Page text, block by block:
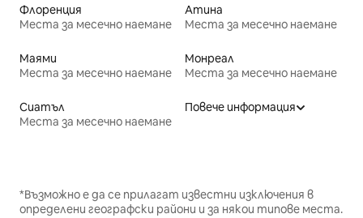
Флоренция
Места за месечно наемане
Атина
Места за месечно наемане
Маями
Места за месечно наемане
Монреал
Места за месечно наемане
Сиатъл
Места за месечно наемане
Повече информация
*Възможно е да се прилагат известни изключения в
определени географски райони и за някои типове места.